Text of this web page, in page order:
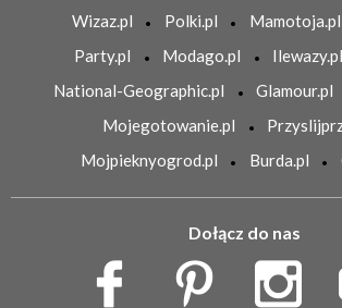
Wizaz.pl Polki.pl Mamotoja.pl
Party.pl
Modago.pl Ilewazy.pl
National-Geographic.pl
Glamour.pl
Mojegotowanie.pl
Mojpieknyogrod.pl
Burda.pl
Dołącz do nas